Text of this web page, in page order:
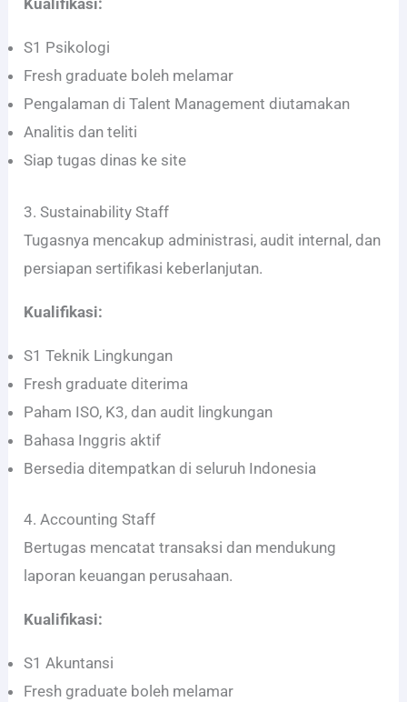
Kualifikasi:
S1 Psikologi
Fresh graduate boleh melamar
Pengalaman di Talent Management diutamakan
Analitis dan teliti
Siap tugas dinas ke site
3. Sustainability Staff
Tugasnya mencakup administrasi, audit internal, dan
persiapan sertifikasi keberlanjutan.
Kualifikasi:
S1 Teknik Lingkungan
Fresh graduate diterima
Paham ISO, K3, dan audit lingkungan
Bahasa Inggris aktif
Bersedia ditempatkan di seluruh Indonesia
4. Accounting Staff
Bertugas mencatat transaksi dan mendukung
laporan keuangan perusahaan.
Kualifikasi:
S1 Akuntansi
Fresh graduate boleh melamar